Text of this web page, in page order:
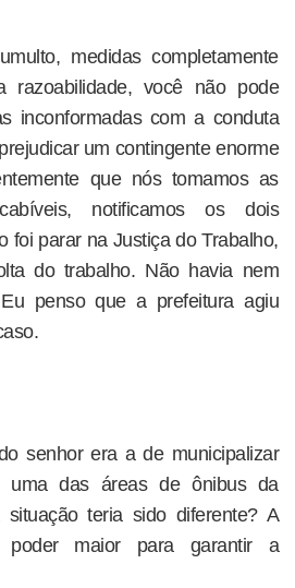
medidas completamente
razoabilidade, você não pode
inconformadas com a conduta
um contingente enorme
que nós tomamos as
notificamos os dois
foi parar na Justiça do Trabalho,
do trabalho. Não havia nem
penso que a prefeitura agiu
senhor era a de municipalizar
uma das áreas de ônibus da
teria sido diferente? A
poder maior para garantir a